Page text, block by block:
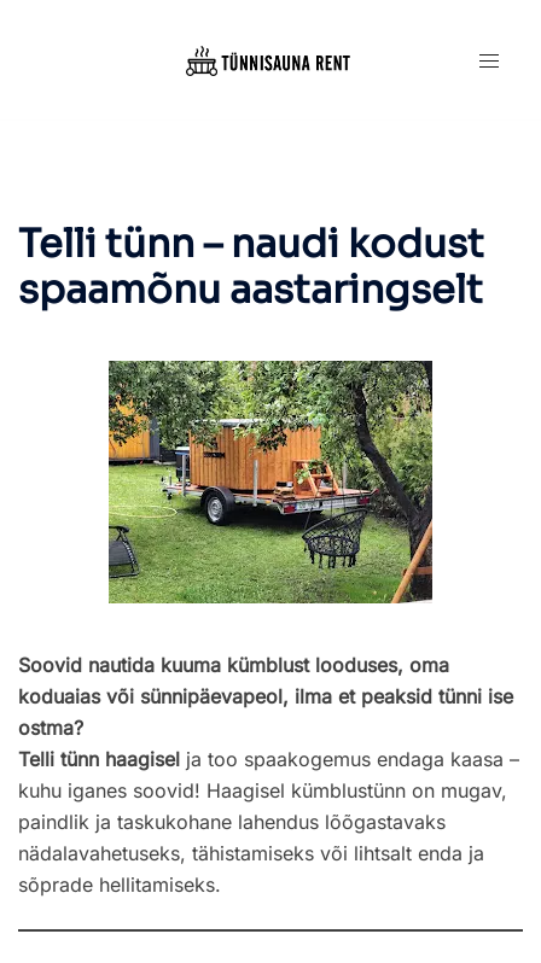
Telli tünn – naudi kodust
spaamõnu aastaringselt
Soovid nautida kuuma kümblust looduses, oma
koduaias või sünnipäevapeol, ilma et peaksid tünni ise
ostma?
Telli tünn haagisel ja too spaakogemus endaga kaasa –
kuhu iganes soovid! Haagisel kümblustünn on mugav,
paindlik ja taskukohane lahendus lõõgastavaks
nädalavahetuseks, tähistamiseks või lihtsalt enda ja
sõprade hellitamiseks.